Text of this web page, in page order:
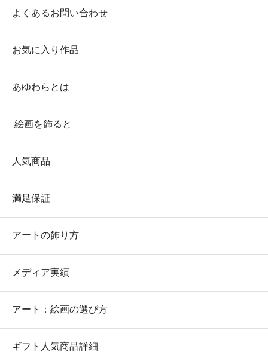
よくあるお問い合わせ
お気に入り作品
あゆわらとは
絵画を飾ると
人気商品
満足保証
アートの飾り方
メディア実績
アート：絵画の選び方
ギフト人気商品詳細